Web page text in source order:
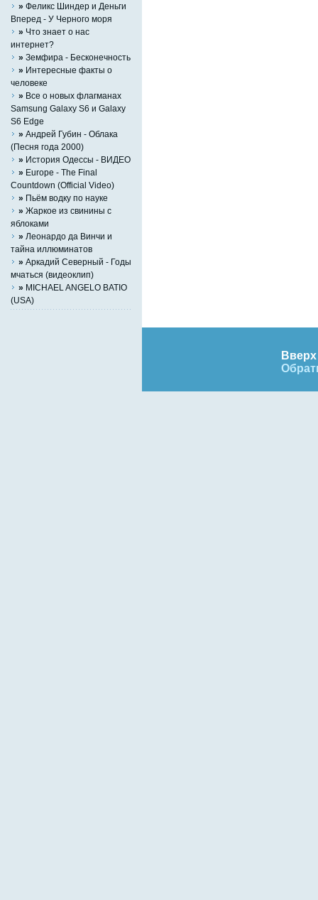
» Феликс Шиндер и Деньги
Вперед - У Черного моря
» Что знает о нас
интернет?
» Земфира - Бесконечность
» Интересные факты о
человеке
» Все о новых флагманах
Samsung Galaxy S6 и Galaxy
S6 Edge
» Андрей Губин - Облака
(Песня года 2000)
» История Одессы - ВИДЕО
» Europe - The Final
Countdown (Official Video)
» Пьём водку по науке
» Жаркое из свинины с
яблоками
» Леонардо да Винчи и
тайна иллюминатов
» Аркадий Северный - Годы
мчаться (видеоклип)
» MICHAEL ANGELO BATIO
(USA)
Вверх